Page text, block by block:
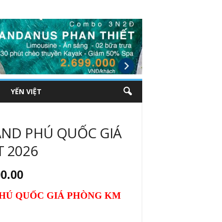
YẾN VIỆT
PHÚ QUỐC GIÁ
2026
Giá
tại
QUỐC GIÁ PHÒNG KM